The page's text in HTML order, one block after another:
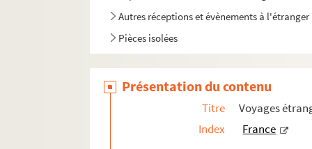
Autres réceptions et évènements à l'étranger
Pièces isolées
Présentation du contenu
Titre
Voyages
Index
France